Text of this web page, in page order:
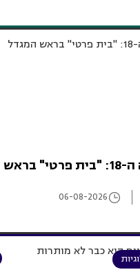
וילה בקומה ה-18: "בית פרטי" בראש
06-08-2026